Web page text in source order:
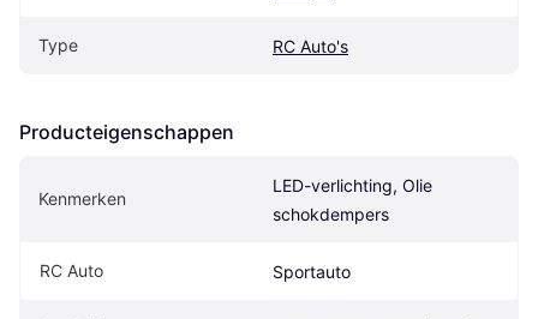
Type RC Auto's
Producteigenschappen
Kenmerken
LED-verlichting, Olie
schokdempers
RC Auto Sportauto